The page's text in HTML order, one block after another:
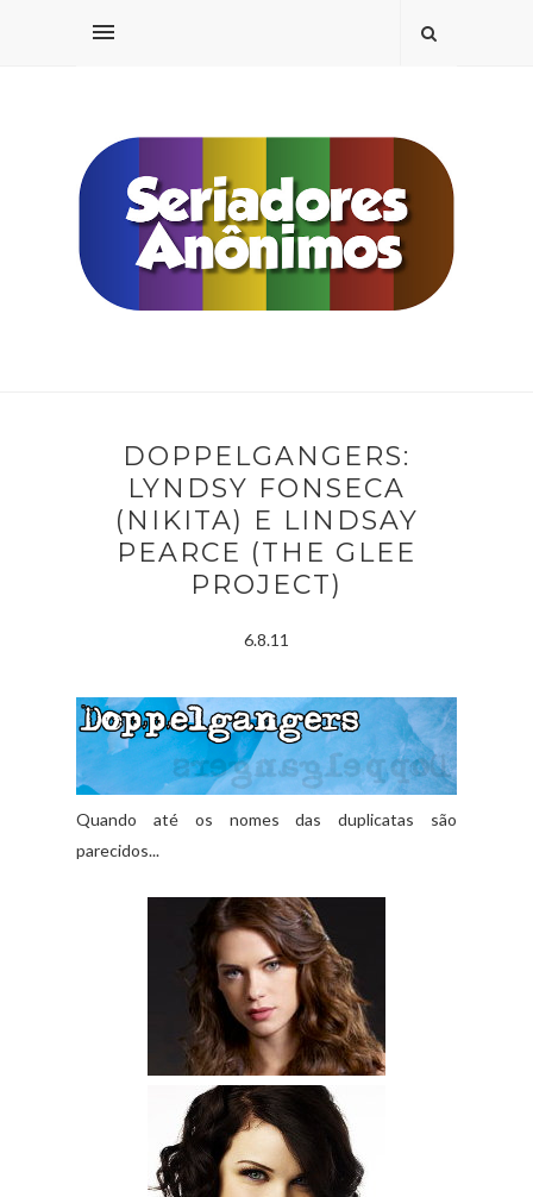
DOPPELGANGERS:
LYNDSY FONSECA
(NIKITA) E LINDSAY
PEARCE (THE GLEE
PROJECT)
6.8.11
Quando até os nomes das duplicatas são
parecidos...